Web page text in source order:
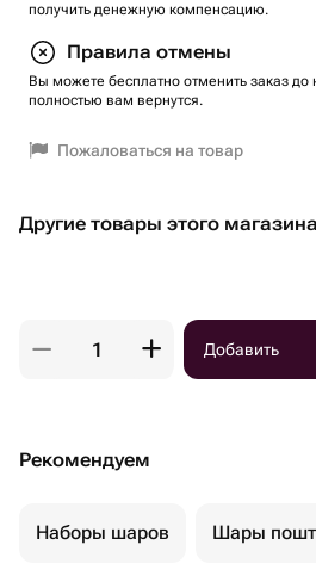
получить денежную компенсацию.
Правила отмены
Вы можете бесплатно отменить заказ до
полностью вам вернутся.
Пожаловаться на товар
Другие товары этого магазина
Добавить
Рекомендуем
Наборы шаров Шары